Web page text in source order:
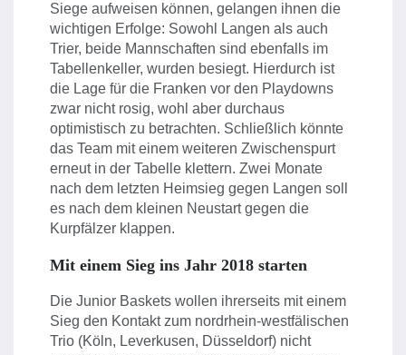
Siege aufweisen können, gelangen ihnen die
wichtigen Erfolge: Sowohl Langen als auch
Trier, beide Mannschaften sind ebenfalls im
Tabellenkeller, wurden besiegt. Hierdurch ist
die Lage für die Franken vor den Playdowns
zwar nicht rosig, wohl aber durchaus
optimistisch zu betrachten. Schließlich könnte
das Team mit einem weiteren Zwischenspurt
erneut in der Tabelle klettern. Zwei Monate
nach dem letzten Heimsieg gegen Langen soll
es nach dem kleinen Neustart gegen die
Kurpfälzer klappen.
Mit einem Sieg ins Jahr 2018 starten
Die Junior Baskets wollen ihrerseits mit einem
Sieg den Kontakt zum nordrhein-westfälischen
Trio (Köln, Leverkusen, Düsseldorf) nicht